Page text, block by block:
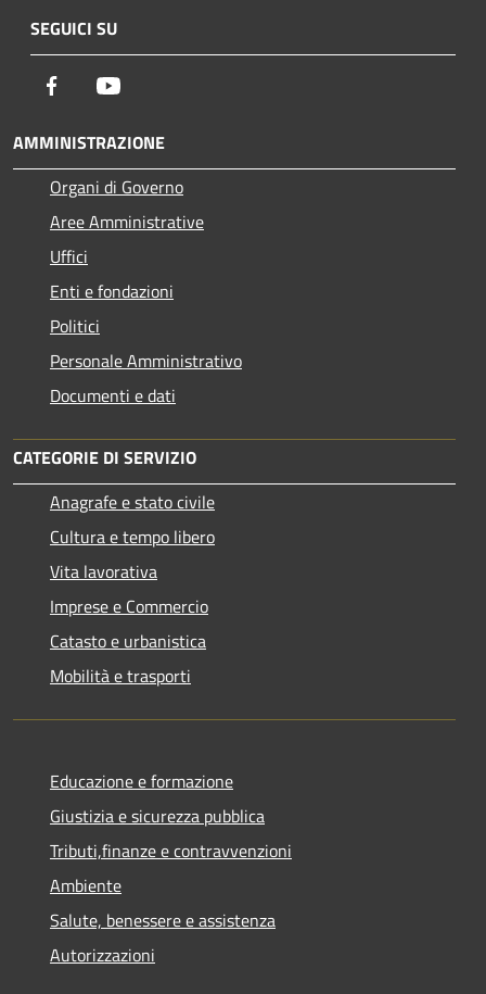
SEGUICI SU
Facebook
AMMINISTRAZIONE
Organi di Governo
Aree Amministrative
Uffici
Enti e fondazioni
Politici
Personale Amministrativo
Documenti e dati
CATEGORIE DI SERVIZIO
Anagrafe e stato civile
Cultura e tempo libero
Vita lavorativa
Imprese e Commercio
Catasto e urbanistica
Mobilità e trasporti
Educazione e formazione
Giustizia e sicurezza pubblica
Tributi,finanze e contravvenzioni
Ambiente
Salute, benessere e assistenza
Autorizzazioni